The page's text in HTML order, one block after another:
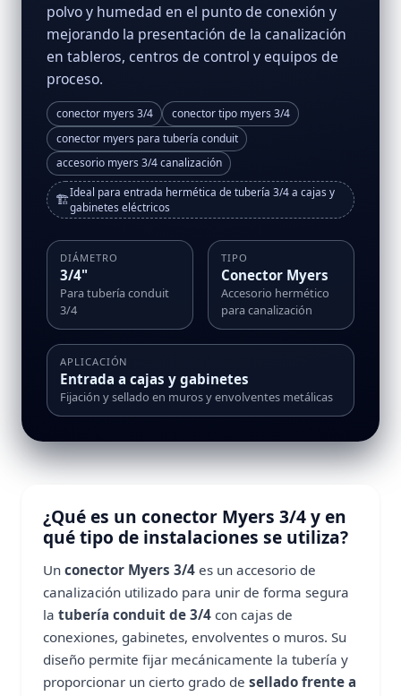
polvo y humedad en el punto de conexión y
mejorando la presentación de la canalización
en tableros, centros de control y equipos de
proceso.
conector myers 3/4
conector tipo myers 3/4
conector myers para tubería conduit
accesorio myers 3/4 canalización
🏗️Ideal para entrada hermética de tubería 3/4 a cajas y
gabinetes eléctricos
DIÁMETRO
3/4"
Para tubería conduit
3/4
TIPO
Conector Myers
Accesorio hermético
para canalización
APLICACIÓN
Entrada a cajas y gabinetes
Fijación y sellado en muros y envolventes metálicas
¿Qué es un conector Myers 3/4 y en
qué tipo de instalaciones se utiliza?
Un conector Myers 3/4 es un accesorio de
canalización utilizado para unir de forma segura
la tubería conduit de 3/4 con cajas de
conexiones, gabinetes, envolventes o muros. Su
diseño permite fijar mecánicamente la tubería y
proporcionar un cierto grado de sellado frente a